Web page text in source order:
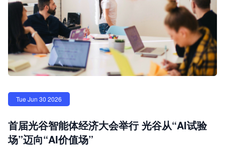
Tue Jun 30 2026
首届光谷智能体经济大会举行 光谷从“AI试验
场”迈向“AI价值场”